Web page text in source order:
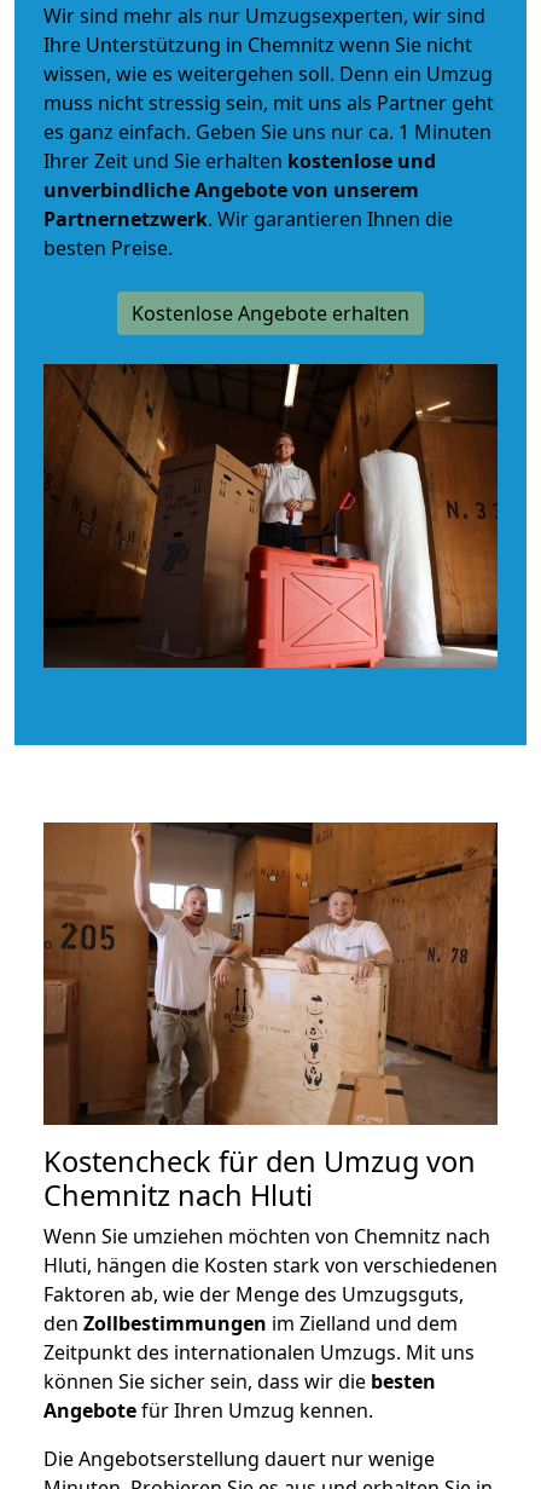
Wir sind mehr als nur Umzugsexperten, wir sind
Ihre Unterstützung in Chemnitz wenn Sie nicht
wissen, wie es weitergehen soll. Denn ein Umzug
muss nicht stressig sein, mit uns als Partner geht
es ganz einfach. Geben Sie uns nur ca. 1 Minuten
Ihrer Zeit und Sie erhalten kostenlose und
unverbindlicheAngebote von unserem
Partnernetzwerk. Wir garantieren Ihnen die
besten Preise.
Kostenlose Angebote erhalten
Kostencheck für den Umzug von
Chemnitz nach Hluti
Wenn Sie umziehen möchten von Chemnitz nach
Hluti, hängen die Kosten stark von verschiedenen
Faktoren ab, wie der Menge des Umzugsguts,
den Zollbestimmungen im Zielland und dem
Zeitpunkt des internationalen Umzugs. Mit uns
können Sie sicher sein, dass wir die besten
Angebotefür Ihren Umzug kennen.
Die Angebotserstellung dauert nur wenige